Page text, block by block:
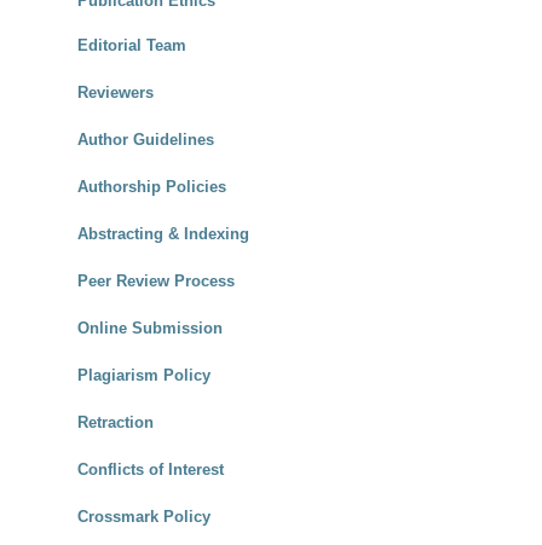
Editorial Team
Reviewers
Author Guidelines
Authorship Policies
Abstracting & Indexing
Peer Review Process
Online Submission
Plagiarism Policy
Retraction
Conflicts of Interest
Crossmark Policy